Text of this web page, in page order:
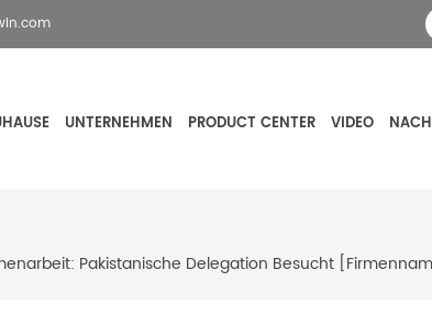
UNTERNEHMEN PRODUCT CENTER VIDEO
Pakistanische Delegation Besucht